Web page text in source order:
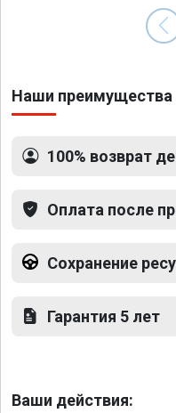
Наши преимущества
100% возврат
Оплата после
Сохранение
Гарантия 5 лет
Ваши действия: